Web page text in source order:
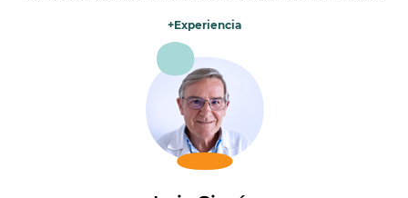
+Experiencia
Médico especialista en cuidados paliativos y profesor en la Facultad
de Medicina de la Universidad de Navarra. Dirige el Observatorio
Global ATLANTES, centro colaborador de la OMS dedicado al
desarrollo de los cuidados paliativos en el mundo. Compagina
docencia, investigación y trabajo clínico, con especial dedicación a
formar a futuros profesionales y promover el acceso universal a
una atención paliativa de calidad.